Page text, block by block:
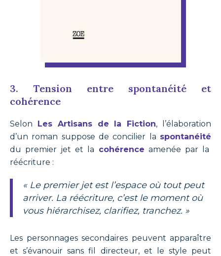
3. Tension entre spontanéité et
cohérence
Selon Les Artisans de la Fiction, l’élaboration
d’un roman suppose de concilier la spontanéité
du premier jet et la cohérence amenée par la
réécriture :
« Le premier jet est l’espace où tout peut
arriver. La réécriture, c’est le moment où
vous hiérarchisez, clarifiez, tranchez. »
Les personnages secondaires peuvent apparaître
et s’évanouir sans fil directeur, et le style peut